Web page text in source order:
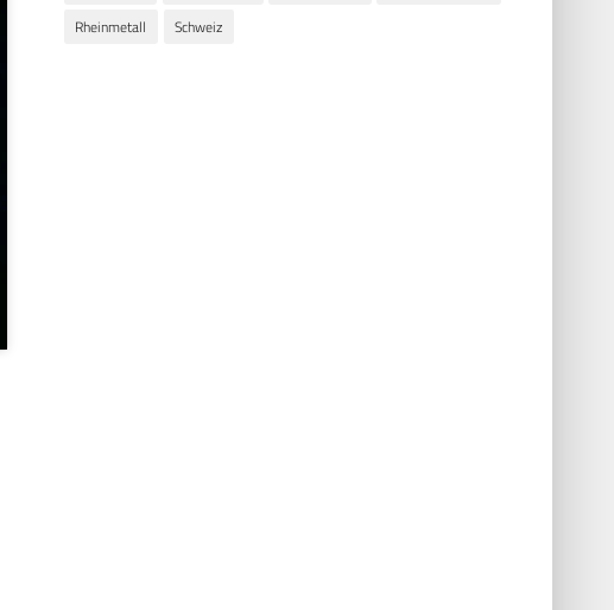
Rheinmetall
Schweiz